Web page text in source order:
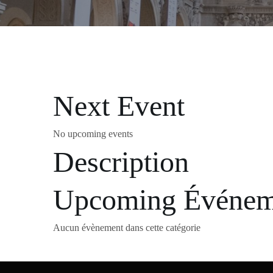
Next Event
No upcoming events
Description
Upcoming
Aucun évènement dans cette catégorie